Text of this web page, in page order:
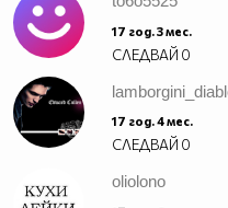
17 год. 3 мес.
СЛЕДВАЙ 0
17 год. 4 мес.
СЛЕДВАЙ 0
oliolono